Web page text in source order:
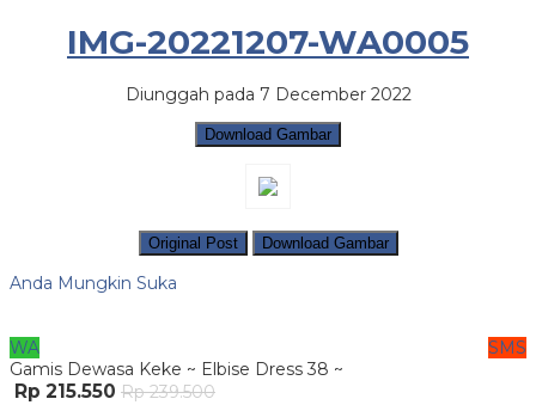
IMG-20221207-WA0005
Diunggah pada 7 December 2022
Download Gambar
Original Post Download Gambar
Anda Mungkin Suka
WA
SMS
Gamis Dewasa Keke ~ Elbise Dress 38 ~
Rp 215.550 Rp 239.500